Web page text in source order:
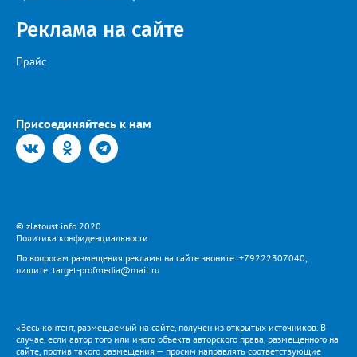
Реклама на сайте
Прайс
Присоединяйтесь к нам
© zlatoust.info 2020
Политика конфиденциальности
По вопросам размещения рекламы на сайте звоните: +79222307040,
пишите: target-profmedia@mail.ru
«Весь контент, размещаемый на сайте, получен из открытых источников. В
случае, если автор того или иного объекта авторского права, размещенного на
сайте, против такого размещения — просим направлять соответствующие